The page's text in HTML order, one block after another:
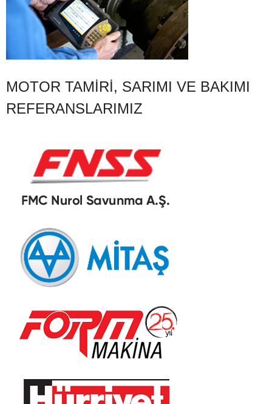
MOTOR TAMIRI, SARIMI VE BAKIMI
REFERANSLARIMIZ